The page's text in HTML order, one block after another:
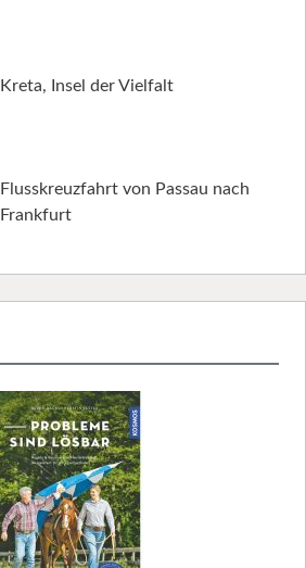
Kreta, Insel der Vielfalt
Flusskreuzfahrt von Passau nach
Frankfurt